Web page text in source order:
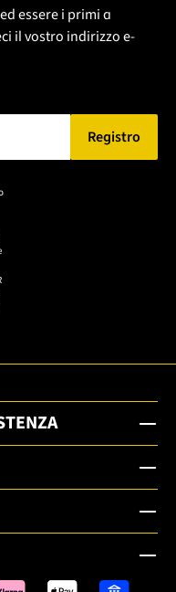
essere i primi a
il vostro indirizzo e-
ein.
Registro